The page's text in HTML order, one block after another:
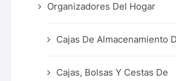
Organizadores Del Hogar
Cajas De Almacenamiento
Cajas, Bolsas Y Cestas De